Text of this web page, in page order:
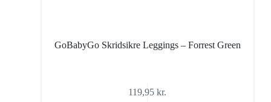
GoBabyGo Skridsikre Leggings – Forrest Green
119,95kr.